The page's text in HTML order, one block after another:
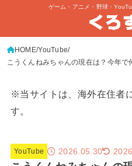
ゲーム・アニメ・野球・
HOME YouTube
こうくんねみちゃんの現在は？今年で
※当サイトは、海外在住者
す。
YouTube 2026.05.30